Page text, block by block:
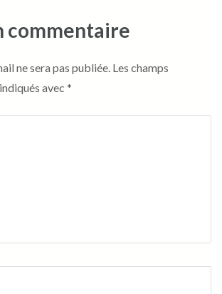
commentaire
ne sera pas publiée. Les champs
avec *